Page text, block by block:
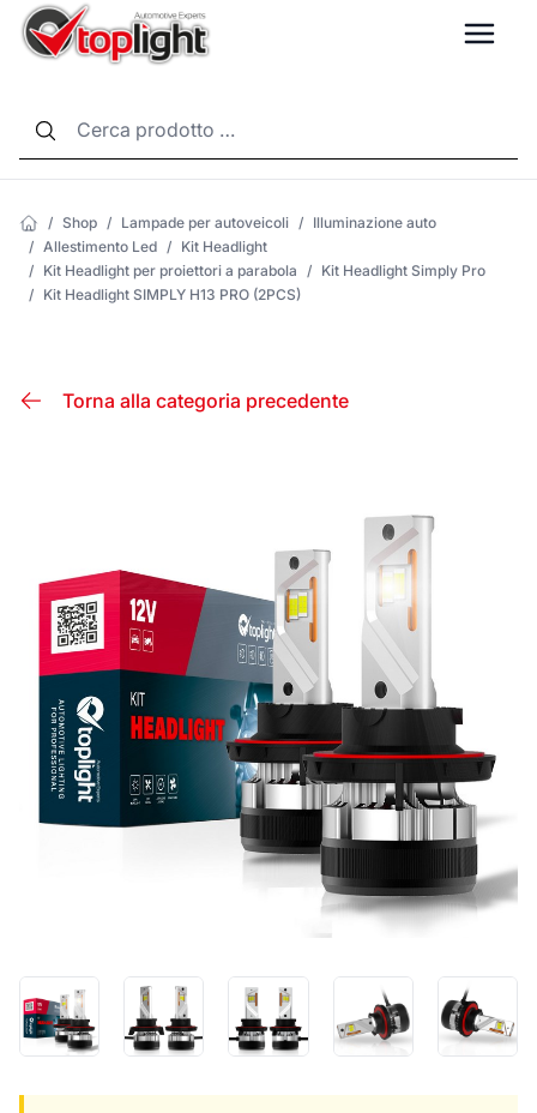
/ Shop / Lampade per autoveicoli / Illuminazione auto
/ Allestimento Led / Kit Headlight
/ Kit Headlight per proiettori a parabola / Kit Headlight Simply Pro
/ Kit Headlight SIMPLY H13 PRO (2PCS)
Torna alla categoria precedente